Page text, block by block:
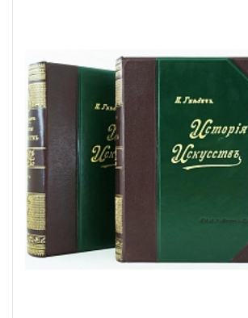
Кому
Повод
Религия
Теги
Переплёт
Наличие